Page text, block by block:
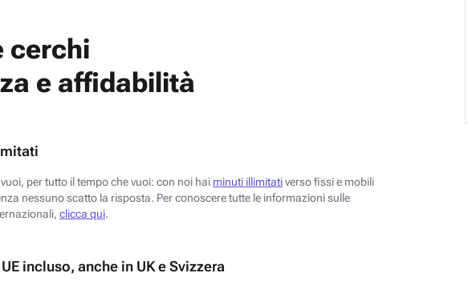
cerchi
e affidabilità
per tutto il tempo che vuoi: con noi hai minuti illimitativerso fissi e mobili
nessuno scatto la risposta. Per conoscere tutte le informazioni sulle
clicca qui.
incluso, anche in UK e Svizzera